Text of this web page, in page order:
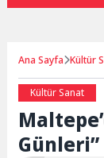
Ana Sayfa Kültür
Kültür Sanat
Günleri”